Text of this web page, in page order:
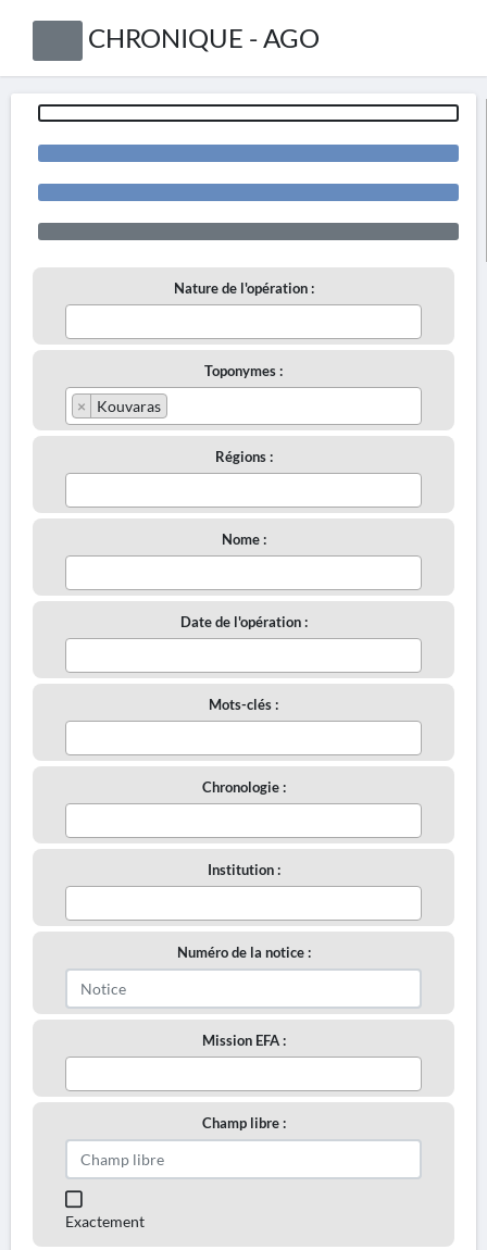
CHRONIQUE - AGO
Nature de l'opération :
Toponymes :
× Kouvaras
Régions :
Nome :
Date de l'opération :
Mots-clés :
Chronologie :
Institution :
Numéro de la notice :
Mission EFA :
Champ libre :
Exactement